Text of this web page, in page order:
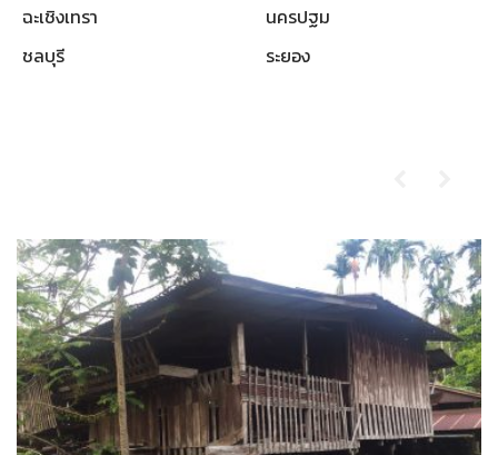
ฉะเชิงเทรา
นครปฐม
ชลบุรี
ระยอง
รับซื้อบ้านไม้เก่า-ตราด